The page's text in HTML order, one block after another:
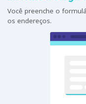
Você preenche o
os endereços.